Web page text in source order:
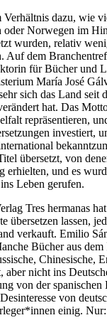
dazu, wie
oder Norwegen im
wurden, relativ
Auf dem
für Bücher und
María José
sich das Land seit
hat. Das
repräsentieren,
investiert,
übersetzt, von
erhielten, und es
Leben gerufen.
Tres hermanas
übersetzen lassen,
verkauft. Emilio
Bücher aus
Chinesische,
aber nicht ins
von der spanischen
von
einig.